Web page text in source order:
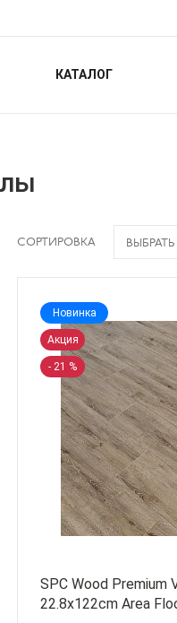
КАТАЛОГ
СОРТИРОВКА ВЫБРАТЬ
Новинка
Акция
- 21 %
SPC Wood
22.8x122cm Area